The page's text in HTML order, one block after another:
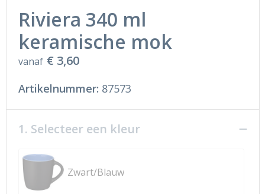
Riviera 340 ml
keramische mok
vanaf € 3,60
Artikelnummer: 87573
1. Selecteer een kleur
Zwart/Blauw